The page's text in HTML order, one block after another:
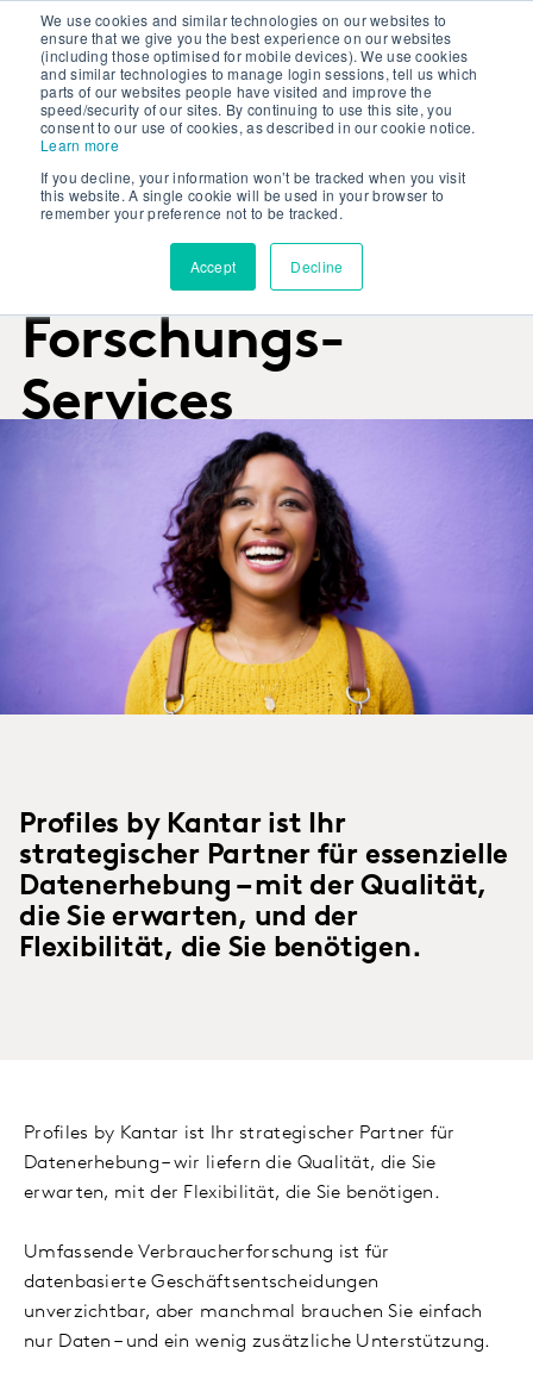
We use cookies and similar technologies on our websites to
ensure that we give you the best experience on our websites
(including those optimised for mobile devices). We use cookies
and similar technologies to manage login sessions, tell us which
parts of our websites people have visited and improve the
speed/security of our sites. By continuing to use this site, you
consent to our use of cookies, as described in our cookie notice.
Learn more
If you decline, your information won’t be tracked when you visit
this website. A single cookie will be used in your browser to
remember your preference not to be tracked.
Accept Decline
UND NICHT-KUNDEN
Umfrage-
Lösungen und
Forschungs-
Services
Profiles by Kantar ist Ihr
strategischer Partner für essenzielle
Datenerhebung – mit der Qualität,
die Sie erwarten, und der
Flexibilität, die Sie benötigen.
Profiles by Kantar ist Ihr strategischer Partner für
Datenerhebung – wir liefern die Qualität, die Sie
erwarten, mit der Flexibilität, die Sie benötigen.
Umfassende Verbraucherforschung ist für
datenbasierte Geschäftsentscheidungen
unverzichtbar, aber manchmal brauchen Sie einfach
nur Daten – und ein wenig zusätzliche Unterstützung.